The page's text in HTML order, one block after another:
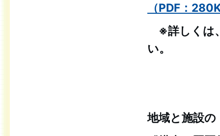
（PDF：
※詳しくは
い。
地域と施設